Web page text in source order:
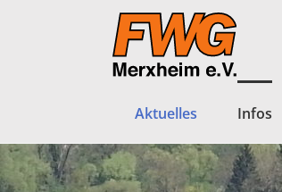
Aktuelles Infos